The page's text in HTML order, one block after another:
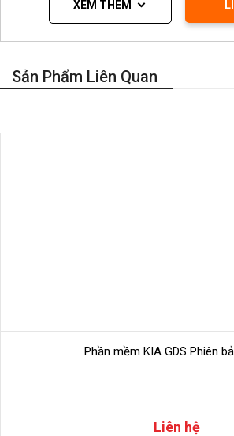
XEM THÊM
Sản Phẩm Liên Quan
Phần mềm KIA GDS Phiên
Liên hệ